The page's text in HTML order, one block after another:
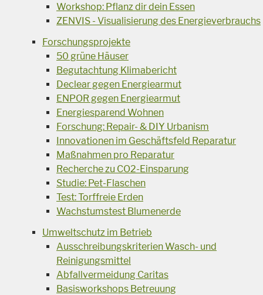
Workshop: Pflanz dir dein Essen
ZENVIS - Visualisierung des Energieverbrauchs
Forschungsprojekte
50 grüne Häuser
Begutachtung Klimabericht
Declear gegen Energiearmut
ENPOR gegen Energiearmut
Energiesparend Wohnen
Forschung: Repair- & DIY Urbanism
Innovationen im Geschäftsfeld Reparatur
Maßnahmen pro Reparatur
Recherche zu CO2-Einsparung
Studie: Pet-Flaschen
Test: Torffreie Erden
Wachstumstest Blumenerde
Umweltschutz im Betrieb
Ausschreibungskriterien Wasch- und
Reinigungsmittel
Abfallvermeidung Caritas
Basisworkshops Betreuung